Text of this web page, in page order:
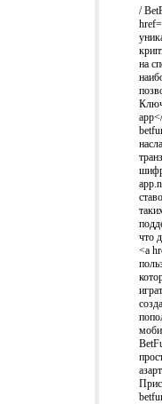
/
на
что
<a